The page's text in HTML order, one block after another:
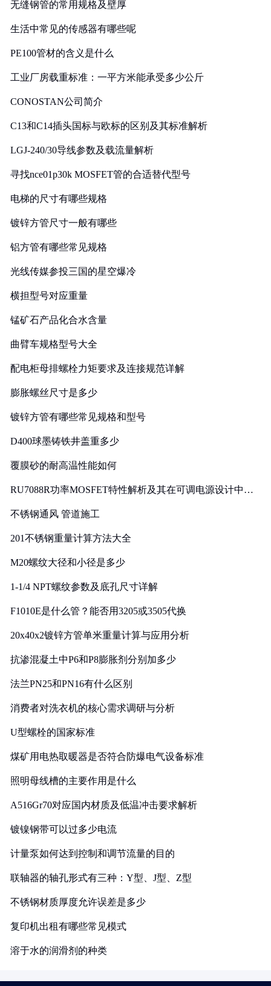
无缝钢管的常用规格及壁厚
生活中常见的传感器有哪些呢
PE100管材的含义是什么
工业厂房载重标准：一平方米能承受多少公斤
CONOSTAN公司简介
C13和C14插头国标与欧标的区别及其标准解析
LGJ-240/30导线参数及载流量解析
寻找nce01p30k MOSFET管的合适替代型号
电梯的尺寸有哪些规格
镀锌方管尺寸一般有哪些
铝方管有哪些常见规格
光线传媒参投三国的星空爆冷
横担型号对应重量
锰矿石产品化合水含量
曲臂车规格型号大全
配电柜母排螺栓力矩要求及连接规范详解
膨胀螺丝尺寸是多少
镀锌方管有哪些常见规格和型号
D400球墨铸铁井盖重多少
覆膜砂的耐高温性能如何
RU7088R功率MOSFET特性解析及其在可调电源设计中的
不锈钢通风 管道施工
201不锈钢重量计算方法大全
M20螺纹大径和小径是多少
1-1/4 NPT螺纹参数及底孔尺寸详解
F1010E是什么管？能否用3205或3505代换
20x40x2镀锌方管单米重量计算与应用分析
抗渗混凝土中P6和P8膨胀剂分别加多少
法兰PN25和PN16有什么区别
消费者对洗衣机的核心需求调研与分析
U型螺栓的国家标准
煤矿用电热取暖器是否符合防爆电气设备标准
照明母线槽的主要作用是什么
A516Gr70对应国内材质及低温冲击要求解析
镀镍钢带可以过多少电流
计量泵如何达到控制和调节流量的目的
联轴器的轴孔形式有三种：Y型、J型、Z型
不锈钢材质厚度允许误差是多少
复印机出租有哪些常见模式
溶于水的润滑剂的种类